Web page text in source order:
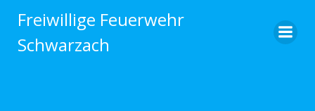
Inhalt
Freiwillige Feuerwehr
Schwarzach